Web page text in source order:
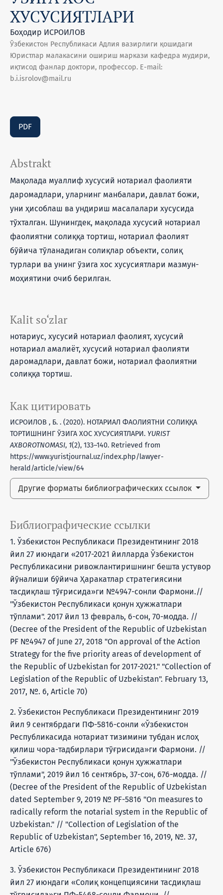
ХУСУСИЯТЛАРИ
Боҳодир ИСРОИЛОВ
Ўзбекистон Республикаси Адлия вазирлиги қошидаги
Юристлар малакасини ошириш маркази кафедра мудири,
иқтисод фанлар доктори, профессор. E-mail:
b.i.isrolov@mail.ru
PDF
Kalit so‘zlar
нотариус, хусусий нотариал фаолият, хусусий
нотариал амалиёт, хусусий нотариал фаолияти
даромадлари, давлат божи, нотариал фаолиятни
солиққа тортиш.
Как цитировать
ИСРОИЛОВ , Б. . (2020). НОТАРИАЛ ФАОЛИЯТНИ СОЛИҚҚА
ТОРТИШНИНГ ЎЗИГА ХОС ХУСУСИЯТЛАРИ. YURIST
AXBOROTNOMASI, 1(2), 133–140. Retrieved from
https://www.yuristjournal.uz/index.php/lawyer-
herald/article/view/64
Другие форматы библиографических ссылок
Abstrakt
Мақолада муаллиф хусусий нотариал фаолияти
даромадлари, уларнинг манбалари, давлат божи,
уни ҳисоблаш ва ундириш масалалари хусусида
тўхталган. Шунингдек, мақолада хусусий нотариал
фаолиятни солиққа тортиш, нотариал фаолият
бўйича тўланадиган солиқлар объекти, солиқ
турлари ва унинг ўзига хос хусусиятлари мазмун-
моҳиятини очиб берилган.
Библиографические ссылки
1. Ўзбекистон Республикаси Президентининг 2018
йил 27 июндаги «2017-2021 йилларда Ўзбекистон
Республикасини ривожлантиришнинг бешта устувор
йўналиши бўйича Ҳаракатлар стратегиясини
тасдиқлаш тўғрисида»ги №4947-сонли Фармони.//
"Ўзбекистон Республикаси қонун ҳужжатлари
тўплами". 2017 йил 13 февраль, 6-сон, 70-модда. //
(Decree of the President of the Republic of Uzbekistan
PF №4947 of June 27, 2018 "On approval of the Action
Strategy for the five priority areas of development of
the Republic of Uzbekistan for 2017-2021." "Collection of
Legislation of the Republic of Uzbekistan". February 13,
2017, №. 6, Article 70)
2. Ўзбекистон Республикаси Президентининг 2019
йил 9 сентябрдаги ПФ-5816-сонли «Ўзбекистон
Республикасида нотариат тизимини тубдан ислоҳ
қилиш чора-тадбирлари тўғрисида»ги Фармони. //
"Ўзбекистон Республикаси қонун ҳужжатлари
тўплами", 2019 йил 16 сентябрь, 37-сон, 676-модда. //
(Decree of the President of the Republic of Uzbekistan
dated September 9, 2019 № PF-5816 "On measures to
radically reform the notarial system in the Republic of
Uzbekistan." // "Collection of Legislation of the
Republic of Uzbekistan", September 16, 2019, №. 37,
Article 676)
3. Ўзбекистон Республикаси Президентининг 2018
йил 27 июндаги «Солиқ концепциясини тасдиқлаш